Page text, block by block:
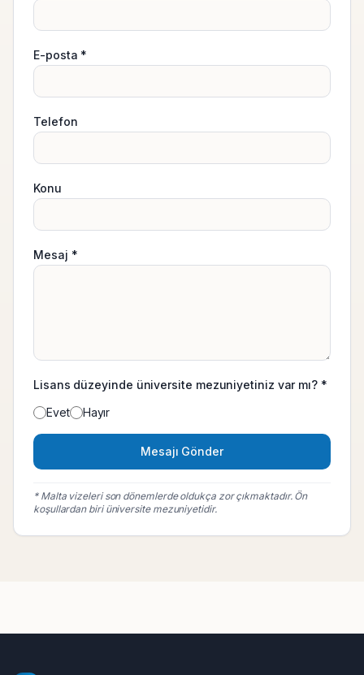
E-posta *
Telefon
Konu
Mesaj *
Lisans düzeyinde üniversite mezuniyetiniz var mı? *
Evet
Hayır
Mesajı Gönder
* Malta vizeleri son dönemlerde oldukça zor çıkmaktadır. Ön
koşullardan biri üniversite mezuniyetidir.